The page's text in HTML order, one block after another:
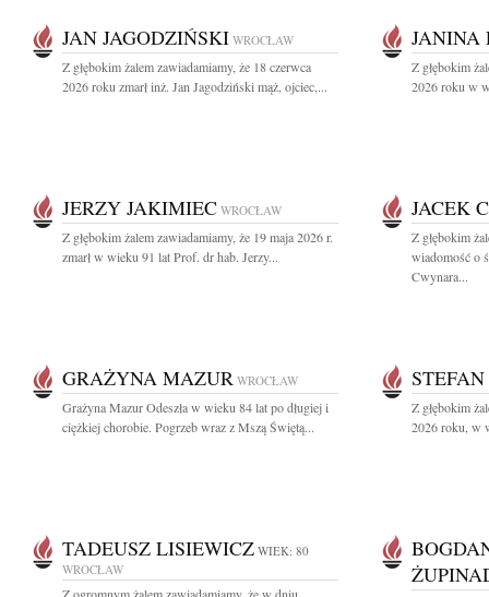
JAN JAGODZIŃSKI WROCŁAW
Z głębokim żalem zawiadamiamy, że 18 czerwca
2026 roku zmarł inż. Jan Jagodziński mąż, ojciec,...
JANINA
Z głębokim
2026 roku w
JERZY JAKIMIEC WROCŁAW
Z głębokim żalem zawiadamiamy, że 19 maja 2026 r.
zmarł w wieku 91 lat Prof. dr hab. Jerzy...
JACEK
Z głębokim
wiadomość o
Cwynara...
GRAŻYNA MAZUR WROCŁAW
Grażyna Mazur Odeszła w wieku 84 lat po długiej i
ciężkiej chorobie. Pogrzeb wraz z Mszą Świętą...
Z głębokim
2026 roku, w
TADEUSZ LISIEWICZ WIEK: 80
WROCŁAW